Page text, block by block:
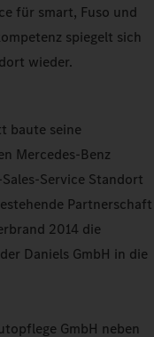
für smart, Fuso und
spiegelt sich
wieder.
baute seine
Mercedes-Benz
Service Standort
Partnerschaft
2014 die
Daniels GmbH in die
GmbH neben